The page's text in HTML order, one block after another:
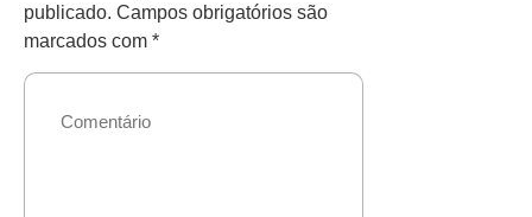
publicado. Campos obrigatórios são
marcados com *